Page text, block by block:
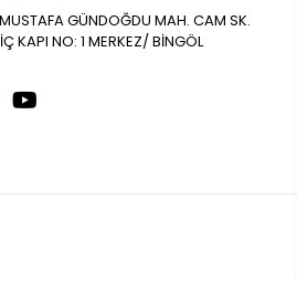
GÜNDOĞDU MAH. CAM SK.
KAPI NO: 1 MERKEZ/ BİNGÖL